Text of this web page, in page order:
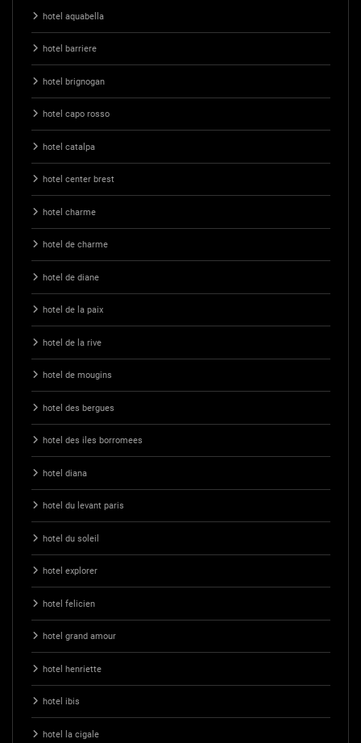
hotel aquabella
hotel barriere
hotel brignogan
hotel capo rosso
hotel catalpa
hotel center brest
hotel charme
hotel de charme
hotel de diane
hotel de la paix
hotel de la rive
hotel de mougins
hotel des bergues
hotel des iles borromees
hotel diana
hotel du levant paris
hotel du soleil
hotel explorer
hotel felicien
hotel grand amour
hotel henriette
hotel ibis
hotel la cigale